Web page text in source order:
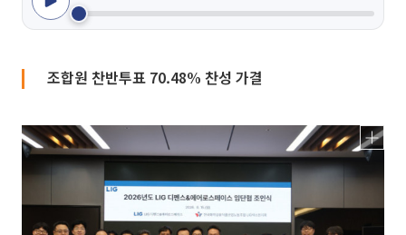
조합원 찬반투표 70.48% 찬성 가결